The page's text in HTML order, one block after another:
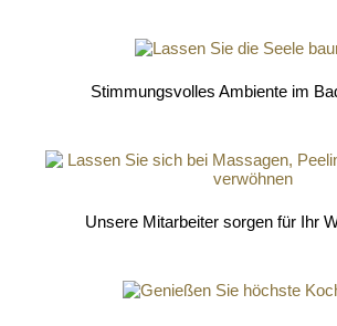
Stimmungsvolles Ambiente im
Unsere Mitarbeiter sorgen für Ihr